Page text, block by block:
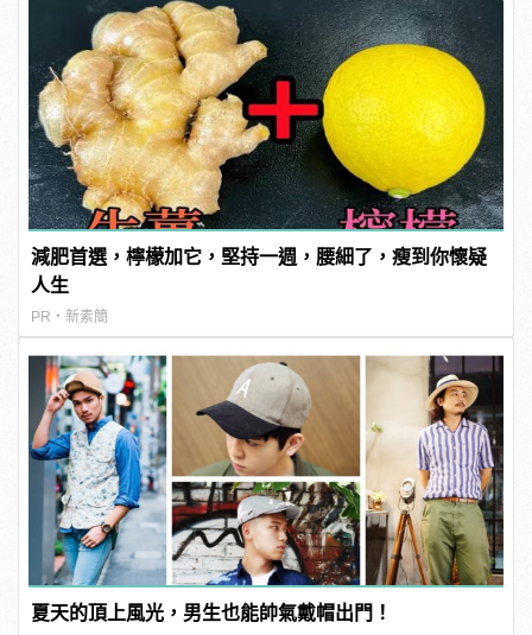
減肥首選，檸檬加它，堅持一週，腰細了，瘦到你懷疑
人生
PR・新素簡
夏天的頂上風光，男生也能帥氣戴帽出門！